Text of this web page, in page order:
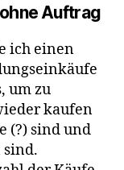
Auftrag
ich einen
um zu
kaufen
(?) sind und
sind.